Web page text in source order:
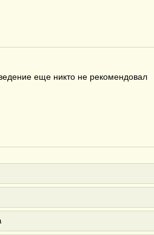
еще никто не рекомендовал